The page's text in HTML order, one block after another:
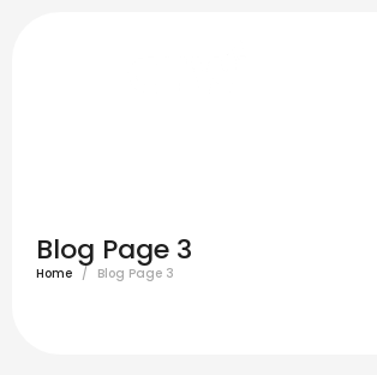
Blog Page 3
Home / Blog Page 3